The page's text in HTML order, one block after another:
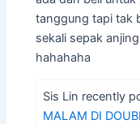
tanggung tapi tak
sekali sepak
hahahaha
Sis Lin recently
MALAM DI